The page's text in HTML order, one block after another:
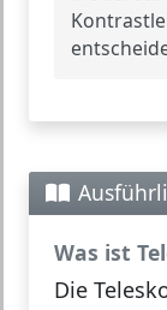
Was ist
Die